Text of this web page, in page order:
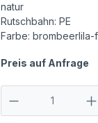
natur
Rutschbahn: PE
Farbe: brombeerlila-
Preis auf Anfrage